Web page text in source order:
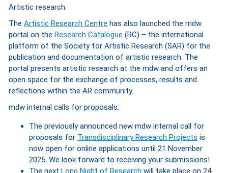
Artistic research:
The Artistic Research Centre has also launched the mdw
portal on the Research Catalogue (RC) – the international
platform of the Society for Artistic Research (SAR) for the
publication and documentation of artistic research. The
portal presents artistic research at the mdw and offers an
open space for the exchange of processes, results and
reflections within the AR community.
mdw internal calls for proposals:
The previously announced new mdw internal call for
proposals for Transdisciplinary Research Projects is
now open for online applications until 21 November
2025. We look forward to receiving your submissions!
The next Long Night of Research will take place on 24